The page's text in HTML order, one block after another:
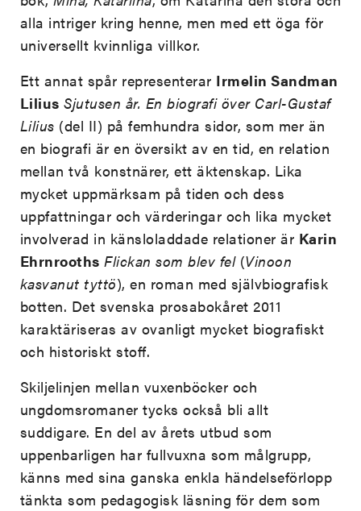
alla intriger kring henne, men med ett öga för
universellt kvinnliga villkor.
Ett annat spår representerar Irmelin Sandman
Lilius Sjutusen år. En biografi över Carl-Gustaf
Lilius (del II) på femhundra sidor, som mer än
en biografi är en översikt av en tid, en relation
mellan två konstnärer, ett äktenskap. Lika
mycket uppmärksam på tiden och dess
uppfattningar och värderingar och lika mycket
involverad in känsloladdade relationer är Karin
Ehrnrooths Flickan som blev fel(Vinoon
kasvanut tyttö), en roman med självbiografisk
botten. Det svenska prosabokåret 2011
karaktäriseras av ovanligt mycket biografiskt
och historiskt stoff.
Skiljelinjen mellan vuxenböcker och
ungdomsromaner tycks också bli allt
suddigare. En del av årets utbud som
uppenbarligen har fullvuxna som målgrupp,
känns med sina ganska enkla händelseförlopp
tänkta som pedagogisk läsning för dem som